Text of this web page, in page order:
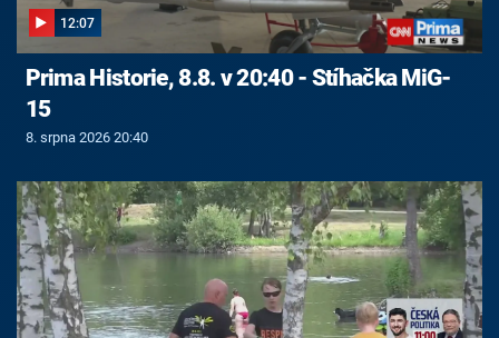
12:07
Prima Historie, 8.8. v 20:40 - Stíhačka MiG-
15
8. srpna 2026 20:40